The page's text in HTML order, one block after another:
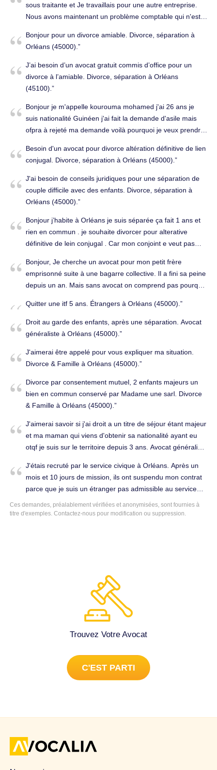
sous traitante et Je travaillais pour une autre entreprise.
Nous avons maintenant un problème comptable qui n'est
Orléans (45000).
Bonjour pour un divorce amiable. Divorce, séparation à
Orléans (45000).
J’ai besoin d’un avocat gratuit commis d’office pour un
divorce à l’amiable. Divorce, séparation à Orléans
(45100).
Bonjour je m'appelle kourouma mohamed j'ai 26 ans je
suis nationalité Guinéen j'ai fait la demande d'asile mais
ofpra à rejeté ma demande voilà pourquoi je veux prendre
Besoin d'un avocat pour divorce altération définitive de lien
conjugal. Divorce, séparation à Orléans (45000).
J'ai besoin de conseils juridiques pour une séparation de
couple difficile avec des enfants. Divorce, séparation à
Orléans (45000).
Bonjour j’habite à Orléans je suis séparée ça fait 1 ans et
rien en commun . je souhaite divorcer pour alterative
définitive de lein conjugal . Car mon conjoint e veut pas
? Divorce, séparation à Orléans (45000).
Bonjour, Je cherche un avocat pour mon petit frère
emprisonné suite à une bagarre collective. Il a fini sa peine
depuis un an. Mais sans avocat on comprend pas pourquoi
d'avance pour votre aide. Bien cordialement. Droit pénal à
Orléans (45000).
Quitter une itf 5 ans. Étrangers à Orléans (45000).
Droit au garde des enfants, après une séparation. Avocat
généraliste à Orléans (45000).
J'aimerai être appelé pour vous expliquer ma situation.
Divorce & Famille à Orléans (45000).
Divorce par consentement mutuel, 2 enfants majeurs un
bien en commun conservé par Madame une sarl. Divorce
& Famille à Orléans (45000).
J'aimerai savoir si j'ai droit a un titre de séjour étant majeur
et ma maman qui viens d'obtenir sa nationalité ayant eu
otqf je suis sur le territoire depuis 3 ans. Avocat généraliste
J'étais recruté par le service civique à Orléans. Après un
mois et 10 jours de mission, ils ont suspendu mon contrat
parce que je suis un étranger pas admissible au service
civique. Et depuis presque 2 mois, je n'ai toujours pas reçu
mes indemnités dues. Licenciement & Travail à Orléans
Ces demandes, préalablement vérifiées et anonymisées, sont fournies à
titre d'exemples. Contactez-nous pour modification ou suppression.
Trouvez Votre Avocat
C'EST PARTI